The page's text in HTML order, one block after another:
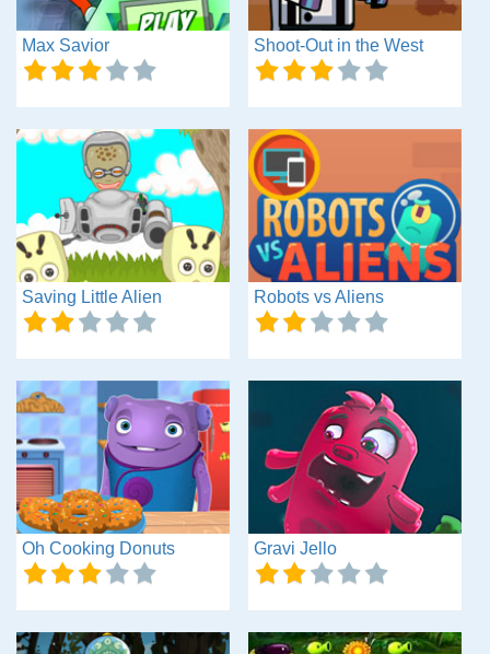
Max Savior Shoot-Out in the West
Saving Little Alien Robots vs Aliens
Oh Cooking Donuts Gravi Jello